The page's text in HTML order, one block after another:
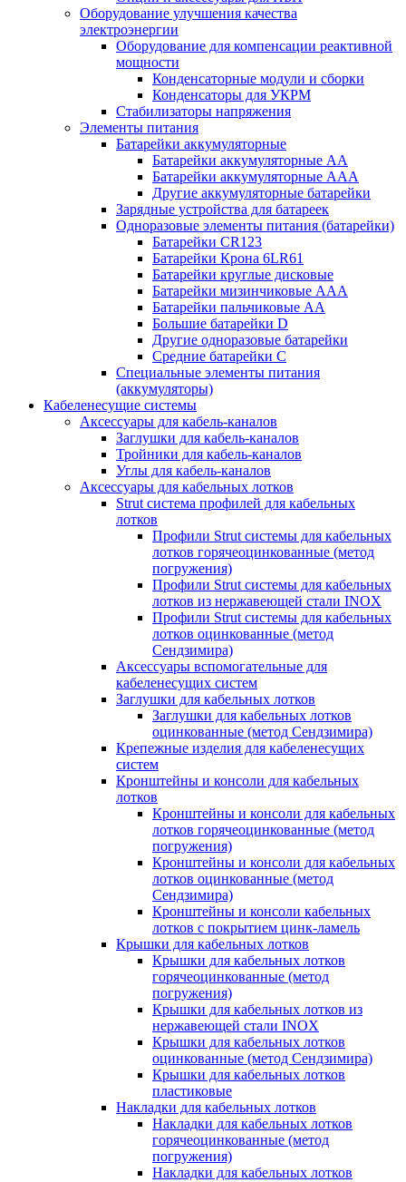
Оборудование улучшения качества
электроэнергии
Оборудование для компенсации реактивной
мощности
Конденсаторные модули и сборки
Конденсаторы для УКРМ
Стабилизаторы напряжения
Элементы питания
Батарейки аккумуляторные
Батарейки аккумуляторные АА
Батарейки аккумуляторные ААА
Другие аккумуляторные батарейки
Зарядные устройства для батареек
Одноразовые элементы питания (батарейки)
Батарейки CR123
Батарейки Крона 6LR61
Батарейки круглые дисковые
Батарейки мизинчиковые ААА
Батарейки пальчиковые АА
Большие батарейки D
Другие одноразовые батарейки
Средние батарейки C
Специальные элементы питания
(аккумуляторы)
Кабеленесущие системы
Аксессуары для кабель-каналов
Заглушки для кабель-каналов
Тройники для кабель-каналов
Углы для кабель-каналов
Аксессуары для кабельных лотков
Strut система профилей для кабельных
лотков
Профили Strut системы для кабельных
лотков горячеоцинкованные (метод
погружения)
Профили Strut системы для кабельных
лотков из нержавеющей стали INOX
Профили Strut системы для кабельных
лотков оцинкованные (метод
Сендзимира)
Аксессуары вспомогательные для
кабеленесущих систем
Заглушки для кабельных лотков
Заглушки для кабельных лотков
оцинкованные (метод Сендзимира)
Крепежные изделия для кабеленесущих
систем
Кронштейны и консоли для кабельных
лотков
Кронштейны и консоли для кабельных
лотков горячеоцинкованные (метод
погружения)
Кронштейны и консоли для кабельных
лотков оцинкованные (метод
Сендзимира)
Кронштейны и консоли кабельных
лотков с покрытием цинк-ламель
Крышки для кабельных лотков
Крышки для кабельных лотков
горячеоцинкованные (метод
погружения)
Крышки для кабельных лотков из
нержавеющей стали INOX
Крышки для кабельных лотков
оцинкованные (метод Сендзимира)
Крышки для кабельных лотков
пластиковые
Накладки для кабельных лотков
Накладки для кабельных лотков
горячеоцинкованные (метод
погружения)
Накладки для кабельных лотков